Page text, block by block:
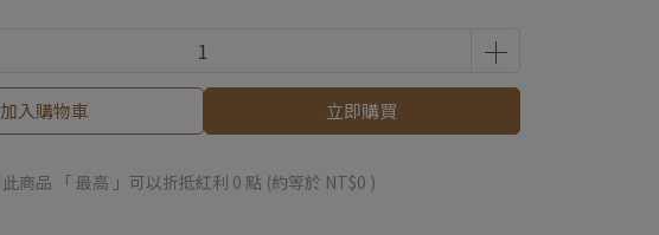
加入購物車 立即購買
此商品 「 最高 」可以折抵紅利 0 點 (約等於 NT$0 )